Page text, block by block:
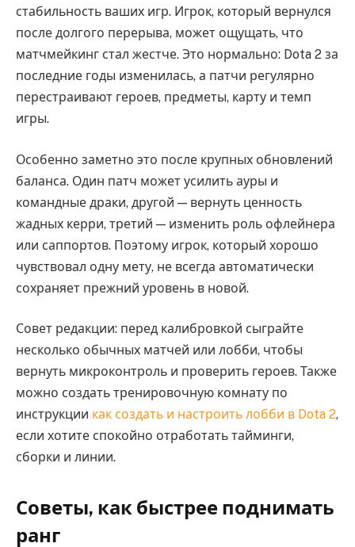
стабильность ваших игр. Игрок, который вернулся
после долгого перерыва, может ощущать, что
матчмейкинг стал жестче. Это нормально: Dota 2 за
последние годы изменилась, а патчи регулярно
перестраивают героев, предметы, карту и темп
игры.
Особенно заметно это после крупных обновлений
баланса. Один патч может усилить ауры и
командные драки, другой — вернуть ценность
жадных керри, третий — изменить роль офлейнера
или саппортов. Поэтому игрок, который хорошо
чувствовал одну мету, не всегда автоматически
сохраняет прежний уровень в новой.
Совет редакции: перед калибровкой сыграйте
несколько обычных матчей или лобби, чтобы
вернуть микроконтроль и проверить героев. Также
можно создать тренировочную комнату по
инструкции как создать и настроить лобби в Dota 2,
если хотите спокойно отработать тайминги,
сборки и линии.
Советы, как быстрее поднимать
ранг